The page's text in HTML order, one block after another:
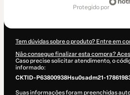
protegido por
Tem dúvidas sobre o produto? Entre em
Não consegue finalizar esta compra?
Caso precise solicitar atendimento, o
informado:
CKTID-P63800938Hsu0sadm21-
Suas informações foram preenchidas